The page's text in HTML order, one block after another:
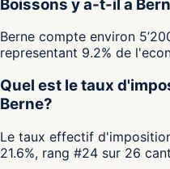
Boissons y a-t-il a
Berne compte environ
representant 9.2% de
Quel est le taux
Berne?
Le taux effectif
21.6%, rang #24 sur 26